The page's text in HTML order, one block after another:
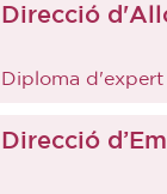
Direcció
Diploma d'expert
Direcció